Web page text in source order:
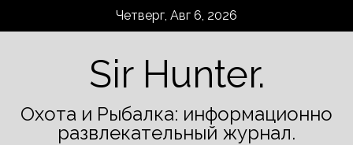
Четверг, Авг 6, 2026
Sir Hunter.
Охота и Рыбалка: информационно
развлекательный журнал.